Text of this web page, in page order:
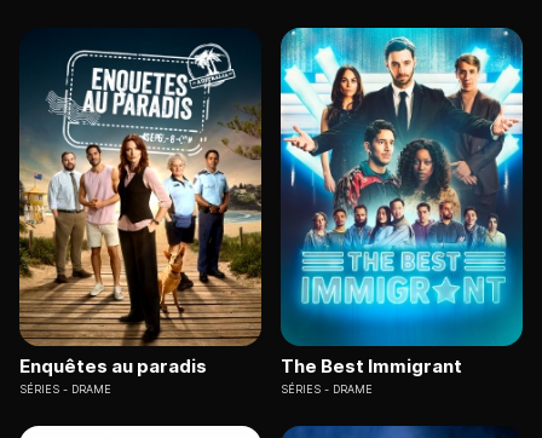
Enquêtes au paradis
SÉRIES DRAME
The Best Immigrant
SÉRIES DRAME